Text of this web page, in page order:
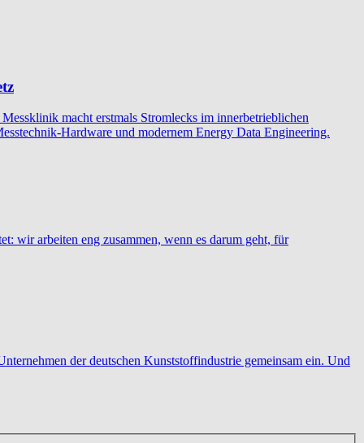
macht erstmals Stromlecks im innerbetrieblichen
Hardware und modernem Energy Data Engineering.
wir arbeiten eng zusammen, wenn es darum geht, für
der deutschen Kunststoffindustrie gemeinsam ein. Und